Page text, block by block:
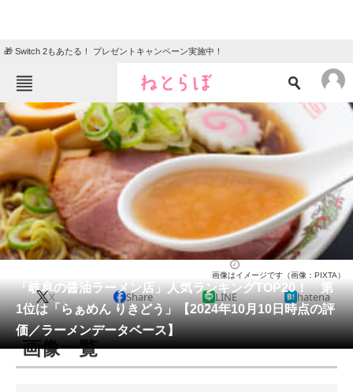
🎁 Switch 2もあたる！ プレゼントキャンペーン実施中！
ねとらぼメニュー
TOP ニュース
エンタメ クイズ
グルメ 地域
住まい 教育・育児
動物 リサーチ
会員記事
メディア
注目記事を集めた総合ページ
「岐阜の醤油ラーメン店」人気ランキングTOP20！ 第
1位は「らぁめん りきどう」【2024年10月10日時点の評
価／ラーメンデータベース】
画像はイメージです（画像：PIXTA）
X Share LINE hatena
画像一覧